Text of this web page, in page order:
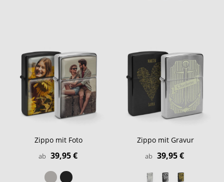
Zippo mit Foto
ab 39,95 €
Zippo mit Gravur
ab 39,95 €